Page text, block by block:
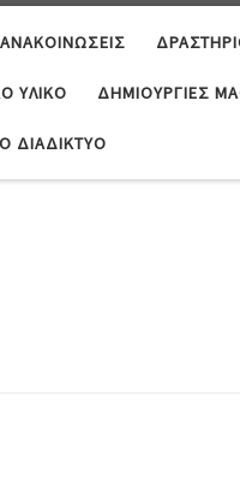
ΥΛΙΚΌ ΔΗΜΙΟΥΡΓΊΕΣ
ΔΙΑΔΊΚΤΥΟ